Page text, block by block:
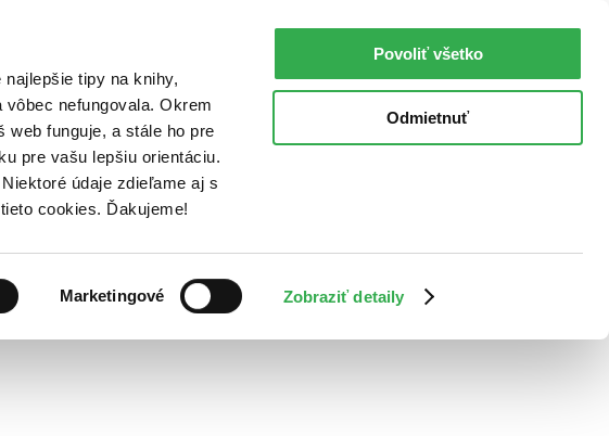
tipy na knihy,
nefungovala. Okrem
funguje, a stále ho pre
pre vašu lepšiu orientáciu.
údaje zdieľame aj s
cookies. Ďakujeme!
Marketingové Zobraziť detaily
Povoliť všetko
Odmietnuť